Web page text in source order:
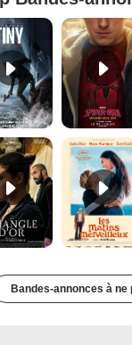
Mutiny Bande-annonce VO STFR Spider-Man:
Le Triangle d'or Bande-annonce VF
Bandes-annonces à ne